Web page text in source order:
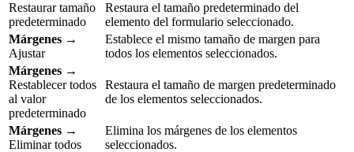
Restaurar tamaño
predeterminado
Restaura el tamaño predeterminado del
elemento del formulario seleccionado.
Márgenes →
Ajustar
Establece el mismo tamaño de margen para
todos los elementos seleccionados.
Márgenes →
Restablecer todos
al valor
predeterminado
Restaura el tamaño de margen predeterminado
de los elementos seleccionados.
Márgenes →
Eliminar todos
Elimina los márgenes de los elementos
seleccionados.